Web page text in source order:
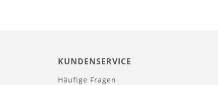
KUNDENSERVICE
Häufige Fragen